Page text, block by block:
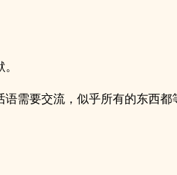
需要交流，似乎所有的东西都